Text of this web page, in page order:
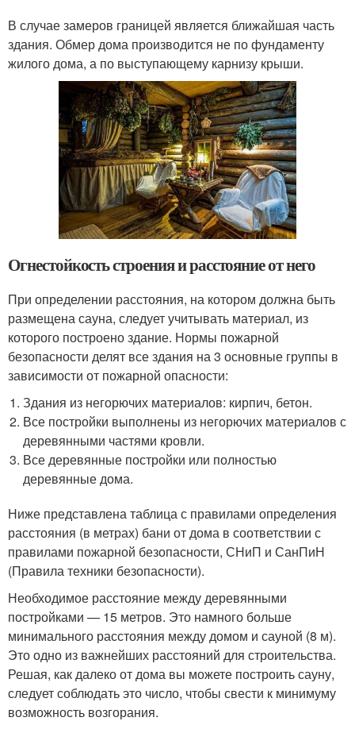
В случае замеров границей является ближайшая часть
здания. Обмер дома производится не по фундаменту
жилого дома, а по выступающему карнизу крыши.
Огнестойкость строения и расстояние от него
При определении расстояния, на котором должна быть
размещена сауна, следует учитывать материал, из
которого построено здание. Нормы пожарной
безопасности делят все здания на 3 основные группы в
зависимости от пожарной опасности:
Здания из негорючих материалов: кирпич, бетон.
Все постройки выполнены из негорючих материалов с
деревянными частями кровли.
Все деревянные постройки или полностью
деревянные дома.
Ниже представлена ​​таблица с правилами определения
расстояния (в метрах) бани от дома в соответствии с
правилами пожарной безопасности, СНиП и СанПиН
(Правила техники безопасности).
Необходимое расстояние между деревянными
постройками — 15 метров. Это намного больше
минимального расстояния между домом и сауной (8 м).
Это одно из важнейших расстояний для строительства.
Решая, как далеко от дома вы можете построить сауну,
следует соблюдать это число, чтобы свести к минимуму
возможность возгорания.